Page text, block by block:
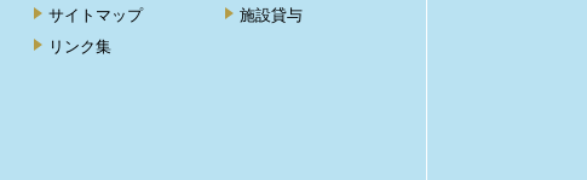
サイトマップ
リンク集
施設貸与